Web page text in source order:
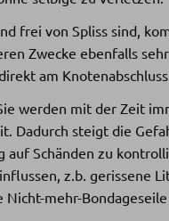
frei von Spliss sind,
Zwecke ebenfalls
am Knotenabschluss.
werden mit der Zeit
Dadurch steigt die
auf Schänden zu
z.b. gerissene
Nicht-mehr-